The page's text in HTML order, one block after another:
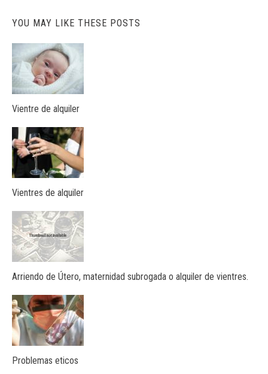
YOU MAY LIKE THESE POSTS
Vientre de alquiler
Vientres de alquiler
Arriendo de Útero, maternidad subrogada o alquiler de vientres.
Problemas eticos